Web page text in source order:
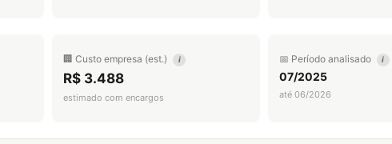
🏢 Custo empresa (est.) i
R$ 3.488
estimado com encargos
📅 Período analisado i
07/2025
até 06/2026